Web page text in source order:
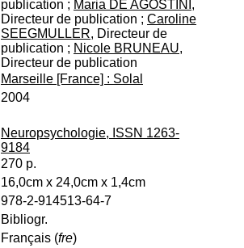
publication ; Maria DE AGOSTINI ,
Directeur de publication ; Caroline
SEEGMULLER, Directeur de
publication ; Nicole BRUNEAU,
Directeur de publication
Marseille [France] : Solal
2004
Neuropsychologie, ISSN 1263-
9184
270 p.
16,0cm x 24,0cm x 1,4cm
978-2-914513-64-7
Bibliogr.
Français (fre)
u
m
e
n
t
a
t
o
n
d
u
C
R
A
R